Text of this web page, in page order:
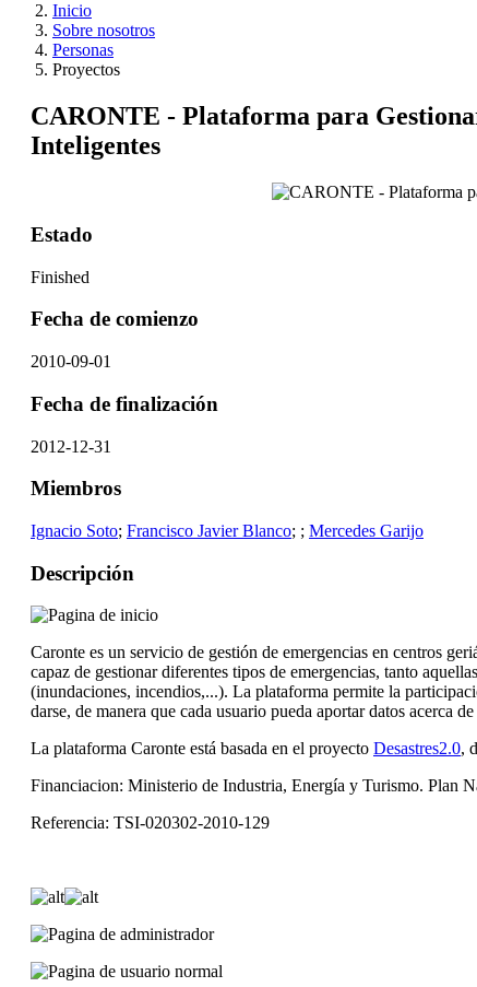
Inicio
Sobre nosotros
Personas
Proyectos
CARONTE - Plataforma para
Inteligentes
Estado
Finished
Fecha de comienzo
2010-09-01
Fecha de finalización
2012-12-31
Miembros
Ignacio Soto; Francisco Javier Blanco; ; Mercedes Garijo
Descripción
Caronte es un servicio de gestión de emergencias en centros
capaz de gestionar diferentes tipos de emergencias, tanto
(inundaciones, incendios,...). La plataforma permite la
darse, de manera que cada usuario pueda aportar datos acerca
La plataforma Caronte está basada en el proyecto Desastres2.0,
Financiacion: Ministerio de Industria, Energía y Turismo. Plan
Referencia: TSI-020302-2010-129